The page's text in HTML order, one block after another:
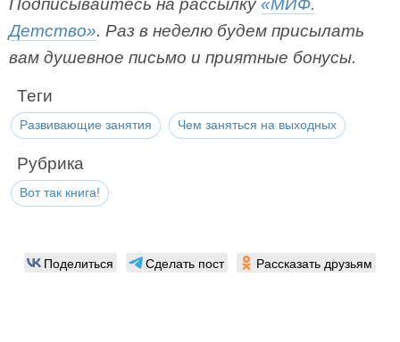
Подписывайтесь на рассылку«МИФ.
Детство». Раз в неделю будем присылать
вам душевное письмо и приятные бонусы.
Теги
Развивающие занятия Чем заняться на выходных
Рубрика
Вот так книга!
Поделиться Сделать пост Рассказать друзьям